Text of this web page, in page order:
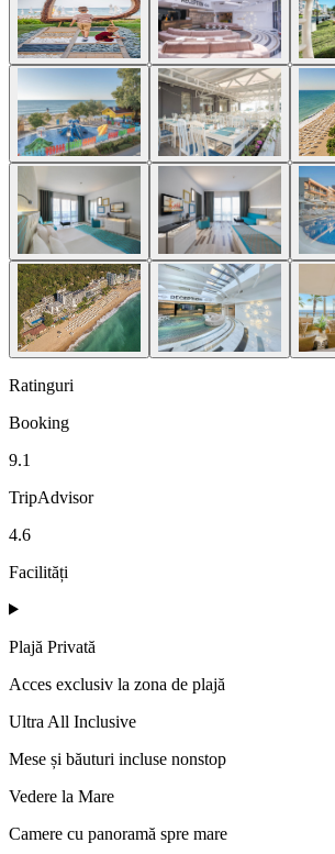
Ratinguri
Booking
9.1
TripAdvisor
4.6
Facilități
Plajă Privată
Acces exclusiv la zona de plajă
Ultra All Inclusive
Mese și băuturi incluse nonstop
Vedere la Mare
Camere cu panoramă spre mare